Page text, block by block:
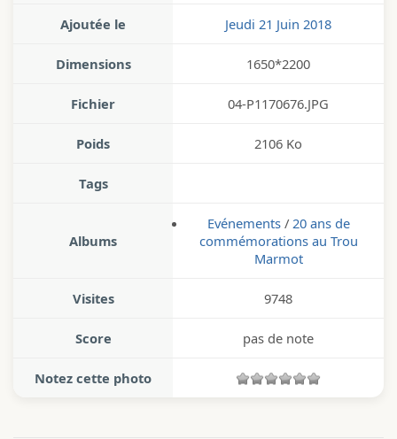
Ajoutée le Jeudi 21 Juin 2018
Dimensions 1650*2200
Fichier 04-P1170676.JPG
Poids 2106 Ko
Tags
Albums
Evénements/ 20 ans de
commémorations au Trou
Marmot
Visites 9748
Score pas de note
Notez cette photo